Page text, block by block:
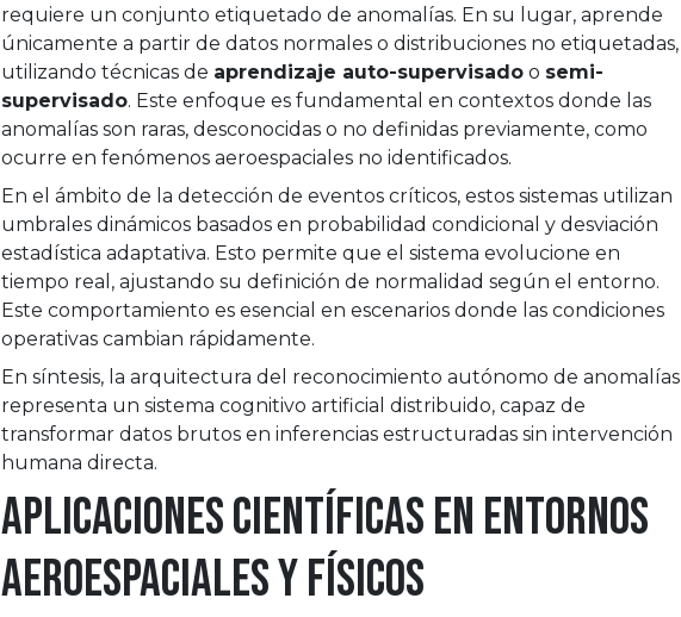
requiere un conjunto etiquetado de anomalías. En su lugar, aprende
únicamente a partir de datos normales o distribuciones no etiquetadas,
utilizando técnicas de aprendizaje auto-supervisado o semi-
supervisado. Este enfoque es fundamental en contextos donde las
anomalías son raras, desconocidas o no definidas previamente, como
ocurre en fenómenos aeroespaciales no identificados.
En el ámbito de la detección de eventos críticos, estos sistemas utilizan
umbrales dinámicos basados en probabilidad condicional y desviación
estadística adaptativa. Esto permite que el sistema evolucione en
tiempo real, ajustando su definición de normalidad según el entorno.
Este comportamiento es esencial en escenarios donde las condiciones
operativas cambian rápidamente.
En síntesis, la arquitectura del reconocimiento autónomo de anomalías
representa un sistema cognitivo artificial distribuido, capaz de
transformar datos brutos en inferencias estructuradas sin intervención
humana directa.
Aplicaciones científicas en entornos
aeroespaciales y físicos